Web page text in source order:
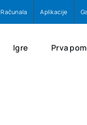
Računala Aplikacije
Igre Prva